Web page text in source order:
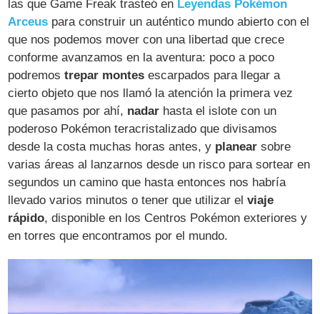
las que Game Freak trasteó en Leyendas Pokémon
Arceus para construir un auténtico mundo abierto con el
que nos podemos mover con una libertad que crece
conforme avanzamos en la aventura: poco a poco
podremostrepar montes escarpados para llegar a
cierto objeto que nos llamó la atención la primera vez
que pasamos por ahí, nadar hasta el islote con un
poderoso Pokémon teracristalizado que divisamos
desde la costa muchas horas antes, y planear sobre
varias áreas al lanzarnos desde un risco para sortear en
segundos un camino que hasta entonces nos habría
llevado varios minutos o tener que utilizar elviaje
rápido, disponible en los Centros Pokémon exteriores y
en torres que encontramos por el mundo.